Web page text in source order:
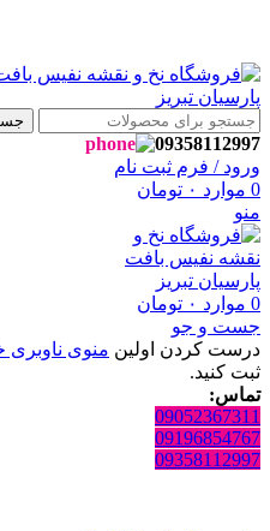
09358112997
ورود / فرم ثبت نام
0 موارد ۰ تومان
منو
0 موارد ۰ تومان
جست و جو
درست کردن اولین منوی ناوبری
ثبت کنید.
تماس:
09052367311
09196854767
09358112997